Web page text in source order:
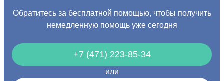
Обратитесь за бесплатной помощью, чтобы получить
немедленную помощь уже сегодня
+7 (471) 223-85-34
или